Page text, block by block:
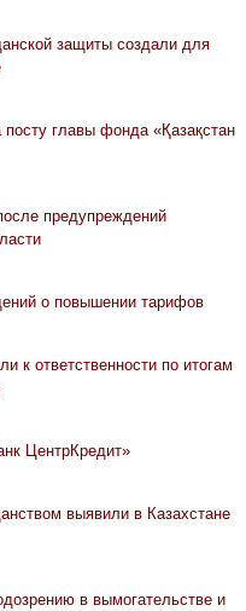
защиты создали для
главы фонда «Қазақстан
предупреждений
о повышении тарифов
к ответственности по итогам
ЦентрКредит»
выявили в Казахстане
в вымогательстве и